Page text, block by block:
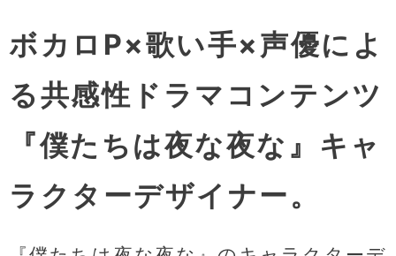
ボカロP×歌い手×声優によ
る共感性ドラマコンテンツ
『僕たちは夜な夜な』キャ
ラクターデザイナー。